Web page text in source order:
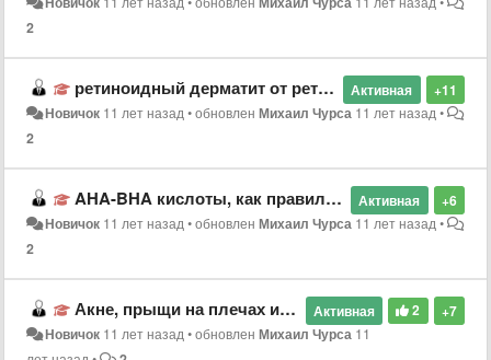
2
+11
Активная
ретиноидный дерматит от ретиноидов что делать?
Новичок 11 лет назад•обновленМихаил Чурса 11 лет назад•
2
+6
Активная
AHA-BHA кислоты, как правильно выбрать?
Новичок 11 лет назад•обновленМихаил Чурса 11 лет назад•
2
+7
2
Активная
Акне, прыщи на плечах и теле - что делать?
Новичок 11 лет назад•обновленМихаил Чурса 11